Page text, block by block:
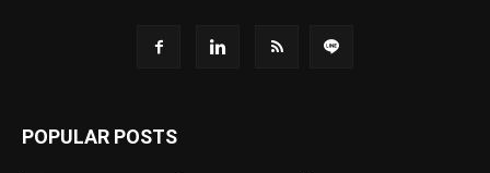
POPULAR POSTS